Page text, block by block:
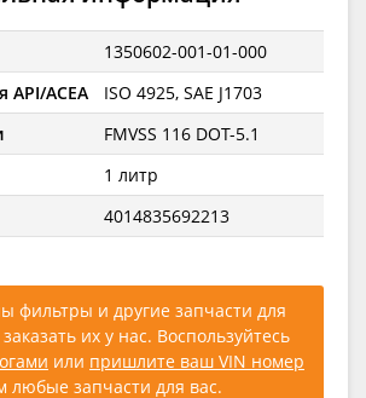
1350602-001-01-000
API/ACEA
ISO 4925, SAE J1703
FMVSS 116 DOT-5.1
1 литр
4014835692213
фильтры и другие запчасти для
их у нас. Воспользуйтесь
или пришлите ваш VIN номер
любые запчасти для вас.